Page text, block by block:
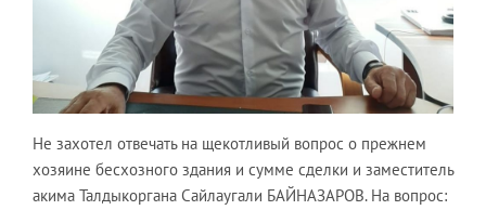
Не захотел отвечать на щекотливый вопрос о прежнем
хозяине бесхозного здания и сумме сделки и заместитель
акима Талдыкоргана Сайлаугали БАЙНАЗАРОВ. На вопрос: